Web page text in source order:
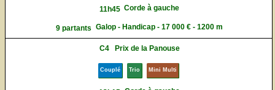
11h45 Corde à gauche
9 partants Galop - Handicap - 17 000 € - 1200 m
C4 Prix de la Panouse
Couplé Trio Mini Multi